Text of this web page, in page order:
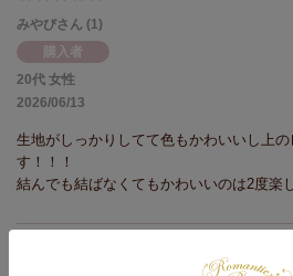
みやび
1
購入者
20代 女性
2026/06/13
生地がしっかりしてて色もかわいいし上
す！！！
結んでも結ばなくてもかわいいのは2度楽